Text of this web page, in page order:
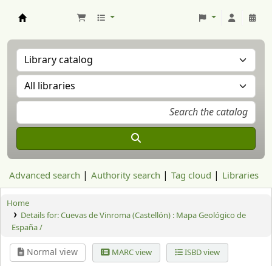
Advanced search Authority search Tag cloud Libraries
Home
Details for:Cuevas de Vinroma (Castellón) : Mapa Geológico de
España /
Normal view MARC view ISBD view